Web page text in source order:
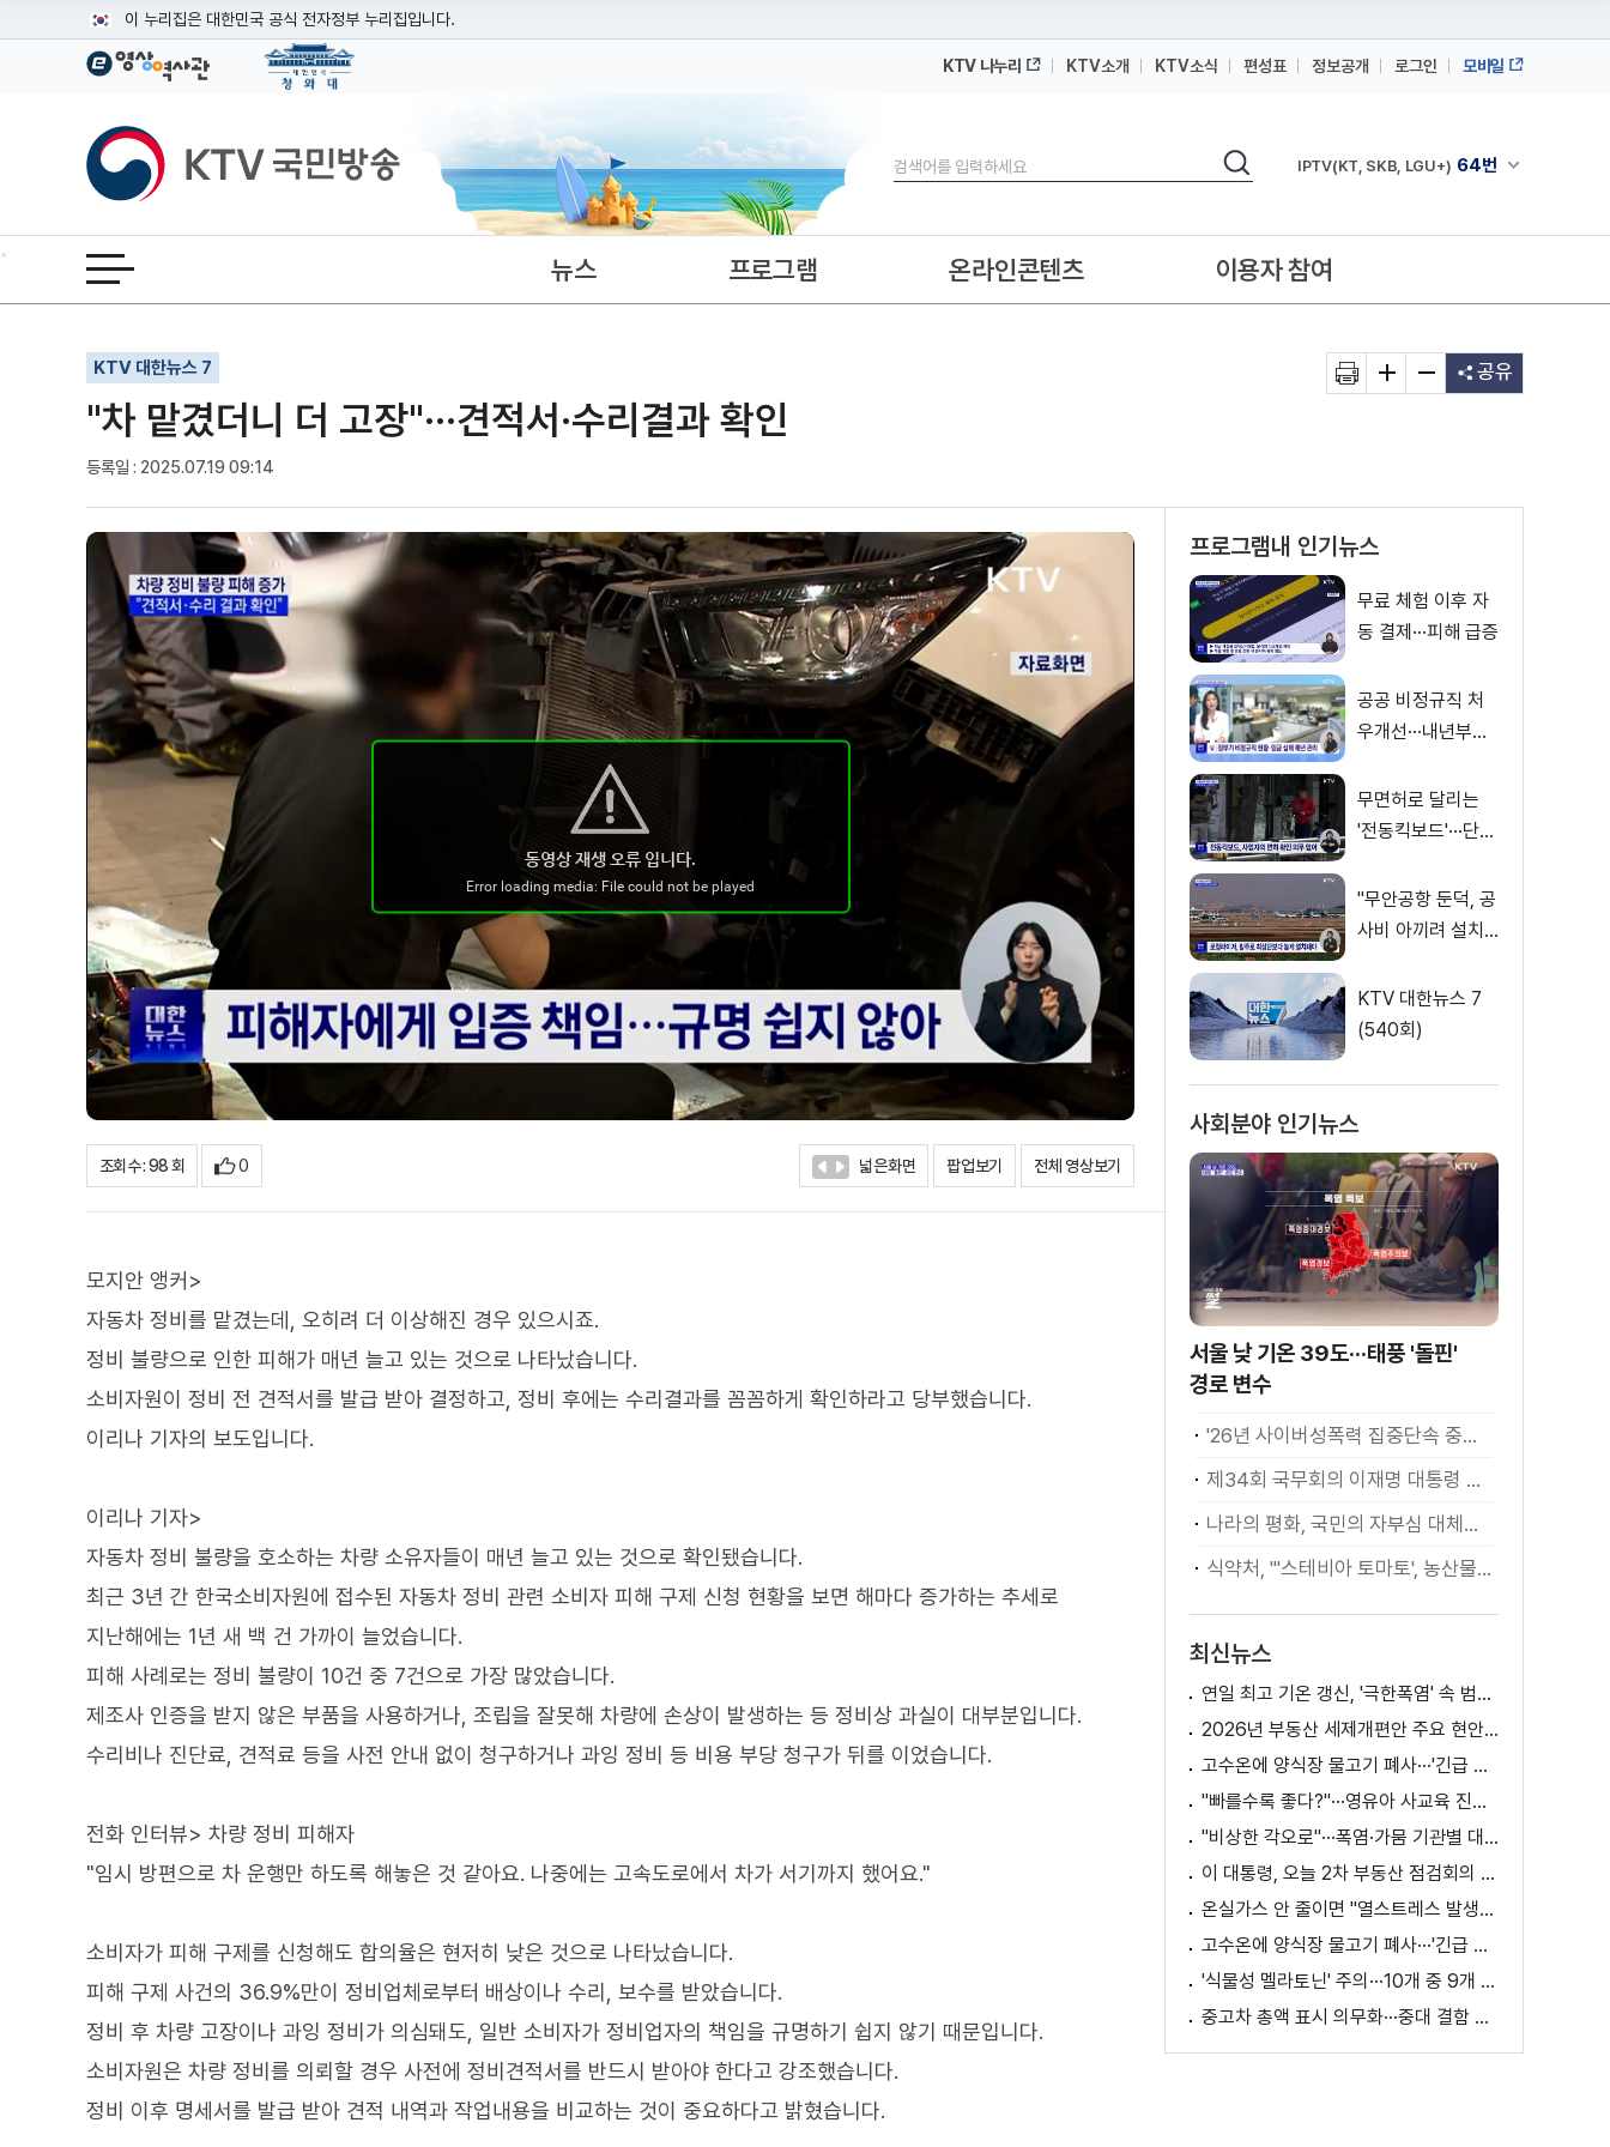
이 누리집은 대한민국 공식 전자정부 누리집입니다.
공식 누리집 주소 확인하기
이밖에 or.kr 또는 .kr등 다른 도메인 주소를 사용하고 있다면 아래 URL에서 도메인 주소를 확인해 보세요
운영중인 공식 누리집보기
KTV 나누리 KTV소개 KTV소식 편성표 정보공개 로그인 모바일
KTV국민방송
검색
검색 채널안내 펼쳐
IPTV(KT, SKB, LGU+) 64번
IPTV(KT, SKB, LGU+)
전체메뉴 열기 뉴스 프로그램 온라인콘텐츠 이용자 참여
KTV 대한뉴스 7
"차 맡겼더니 더 고장"···견적서·수리결과 확인
등록일 : 2025.07.19 09:14
기사인쇄
글자확대
글자축소 공유
조회수 : 98 회 0 넓은화면 팝업보기 전체 영상보기
모지안 앵커>
자동차 정비를 맡겼는데, 오히려 더 이상해진 경우 있으시죠.
정비 불량으로 인한 피해가 매년 늘고 있는 것으로 나타났습니다.
소비자원이 정비 전 견적서를 발급 받아 결정하고, 정비 후에는 수리결과를 꼼꼼하게 확인하라고 당부했습니다.
이리나 기자의 보도입니다.
이리나 기자>
자동차 정비 불량을 호소하는 차량 소유자들이 매년 늘고 있는 것으로 확인됐습니다.
최근 3년 간 한국소비자원에 접수된 자동차 정비 관련 소비자 피해 구제 신청 현황을 보면 해마다 증가하는 추세로
지난해에는 1년 새 백 건 가까이 늘었습니다.
피해 사례로는 정비 불량이 10건 중 7건으로 가장 많았습니다.
제조사 인증을 받지 않은 부품을 사용하거나, 조립을 잘못해 차량에 손상이 발생하는 등 정비상 과실이 대부분입니다.
수리비나 진단료, 견적료 등을 사전 안내 없이 청구하거나 과잉 정비 등 비용 부당 청구가 뒤를 이었습니다.
전화 인터뷰> 차량 정비 피해자
"임시 방편으로 차 운행만 하도록 해놓은 것 같아요. 나중에는 고속도로에서 차가 서기까지 했어요."
소비자가 피해 구제를 신청해도 합의율은 현저히 낮은 것으로 나타났습니다.
피해 구제 사건의 36.9%만이 정비업체로부터 배상이나 수리, 보수를 받았습니다.
정비 후 차량 고장이나 과잉 정비가 의심돼도, 일반 소비자가 정비업자의 책임을 규명하기 쉽지 않기 때문입니다.
소비자원은 차량 정비를 의뢰할 경우 사전에 정비견적서를 반드시 받아야 한다고 강조했습니다.
정비 이후 명세서를 발급 받아 견적 내역과 작업내용을 비교하는 것이 중요하다고 밝혔습니다.
프로그램내 인기뉴스
무료 체험 이후 자
동 결제···피해 급증
공공 비정규직 처
우개선···내년부터
스의 맥]
무면허로 달리는
'전동킥보드'···단속
"무안공항 둔덕, 공
사비 아끼려 설치···
KTV 대한뉴스 7
(540회)
사회분야 인기뉴스
서울 낮 기온 39도···태풍 '돌핀'
경로 변수
'26년 사이버성폭력 집중단속 중간성과 발표···향후 추진계획은?
제34회 국무회의 이재명 대통령 모두발언
나라의 평화, 국민의 자부심 대체불가 대한민국 이재명 대통령 모두말씀
식약처, "'스테비아 토마토', 농산물 아닌 가공식품"
최신뉴스
연일 최고 기온 갱신, '극한폭염' 속 범정부 피해 예방 대책은? [정.주.행]
2026년 부동산 세제개편안 주요 현안 팩트체크 [K-정책 사용법]
고수온에 양식장 물고기 폐사···'긴급 방류' 지원
"빠를수록 좋다?"···영유아 사교육 진실과 해법은?
"비상한 각오로"···폭염·가뭄 기관별 대책은?
이 대통령, 오늘 2차 부동산 점검회의 주재
온실가스 안 줄이면 "열스트레스 발생일 29배 증가"
고수온에 양식장 물고기 폐사···'긴급 방류' 지원
'식물성 멜라토닌' 주의···10개 중 9개 처방 용량 초과
중고차 총액 표시 의무화···중대 결함 시 '계약 해제'